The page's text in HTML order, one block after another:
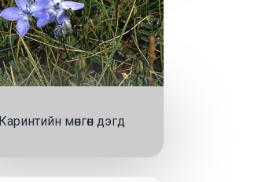
Каринтийн мөнгөн дэгд